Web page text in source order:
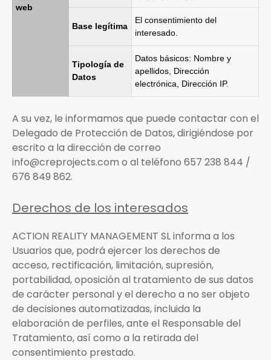
web
Base legítima
El consentimiento del
interesado.
Tipología de
Datos
Datos básicos: Nombre y
apellidos, Dirección
electrónica, Dirección IP.
A su vez, le informamos que puede contactar con el
Delegado de Protección de Datos, dirigiéndose por
escrito a la dirección de correo
info@creprojects.com o al teléfono 657 238 844 /
676 849 862.
Derechos de los interesados
ACTION REALITY MANAGEMENT SL informa a los
Usuarios que, podrá ejercer los derechos de
acceso, rectificación, limitación, supresión,
portabilidad, oposición al tratamiento de sus datos
de carácter personal y el derecho a no ser objeto
de decisiones automatizadas, incluida la
elaboración de perfiles, ante el Responsable del
Tratamiento, así como a la retirada del
consentimiento prestado.